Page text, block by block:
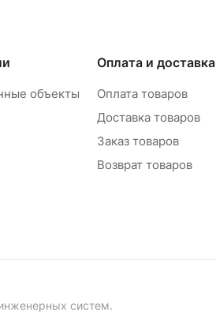
объекты
Оплата и доставка
Оплата товаров
Доставка товаров
Заказ товаров
Возврат товаров
систем.